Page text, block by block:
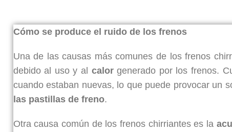
Cómo se produce el ruido de los frenos
Una de las causas más comunes de los frenos
debido al uso y al calorgenerado por los frenos.
cuando estaban nuevas, lo que puede provocar un
las pastillas de freno.
Otra causa común de los frenos chirriantes es la